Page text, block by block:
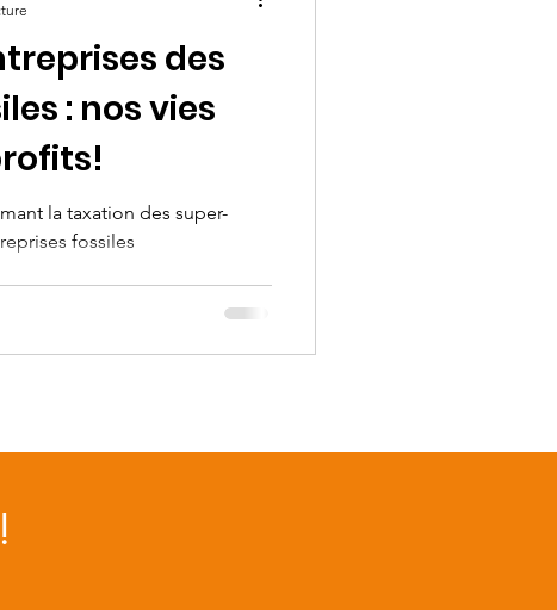
1% for the Planet
TDH
des
: nos vies
la taxation des super-
fossiles